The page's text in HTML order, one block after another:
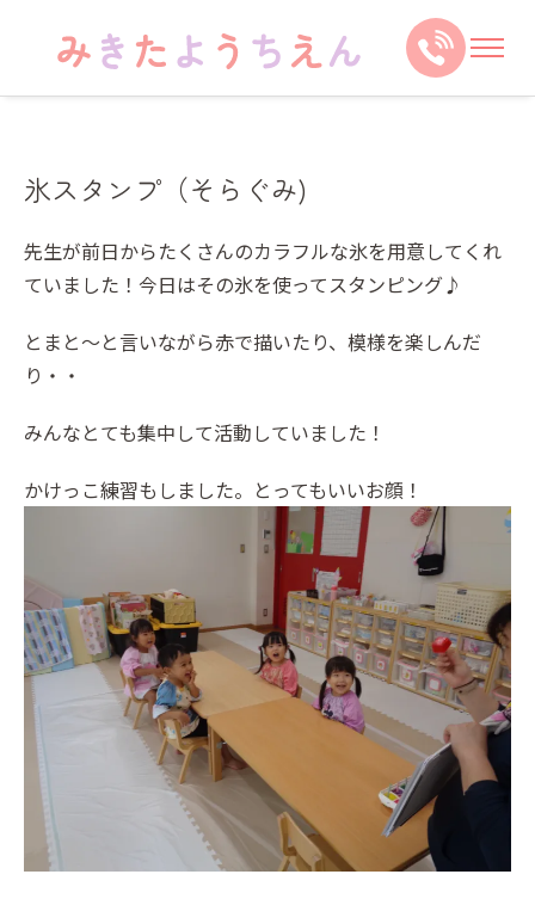
氷スタンプ（そらぐみ)
先生が前日からたくさんのカラフルな氷を用意してくれ
ていました！今日はその氷を使ってスタンピング♪
とまと～と言いながら赤で描いたり、模様を楽しんだ
り・・
みんなとても集中して活動していました！
かけっこ練習もしました。とってもいいお顔！